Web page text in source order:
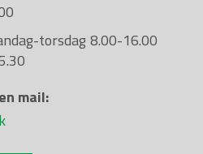
torsdag 8.00-16.00
mail: